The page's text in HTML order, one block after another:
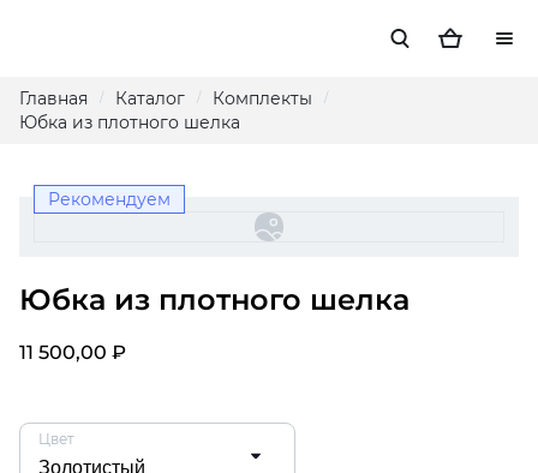
Главная / Каталог / Комплекты /
Юбка из плотного шелка
Рекомендуем
Юбка из плотного шелка
11 500,00 ₽
Цвет